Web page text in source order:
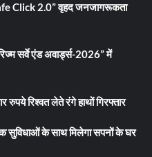
Click 2.0” वृहद जनजागरूकता
सर्वे एंड अवार्ड्स-2026” में
रुपये रिश्वत लेते रंगे हाथों गिरफ्तार
सुविधाओं के साथ मिलेगा सपनों के घर